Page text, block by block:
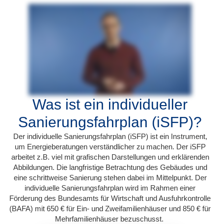
Was ist ein individueller
Sanierungsfahrplan (iSFP)?
Der individuelle Sanierungsfahrplan (iSFP) ist ein Instrument,
um Energieberatungen verständlicher zu machen. Der iSFP
arbeitet z.B. viel mit grafischen Darstellungen und erklärenden
Abbildungen. Die langfristige Betrachtung des Gebäudes und
eine schrittweise Sanierung stehen dabei im Mittelpunkt. Der
individuelle Sanierungsfahrplan wird im Rahmen einer
Förderung des Bundesamts für Wirtschaft und Ausfuhrkontrolle
(BAFA) mit 650 € für Ein- und Zweifamilienhäuser und 850 € für
Mehrfamilienhäuser bezuschusst.